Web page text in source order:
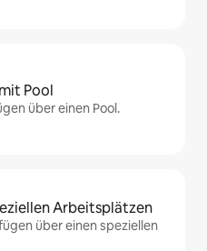
Pool
über einen Pool.
Arbeitsplätzen
über einen speziellen